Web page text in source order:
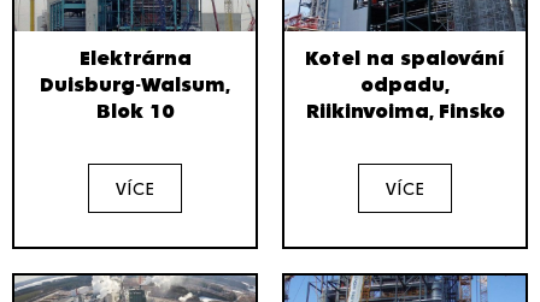
Elektrárna
Duisburg-Walsum,
Blok 10
VÍCE
Kotel na spalování
odpadu,
Riikinvoima, Finsko
VÍCE